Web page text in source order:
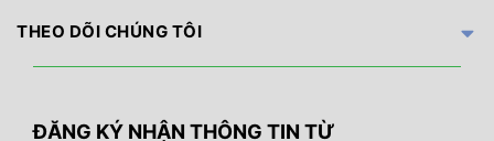
THEO DÕI CHÚNG TÔI
ĐĂNG KÝ NHẬN THÔNG TIN TỪ